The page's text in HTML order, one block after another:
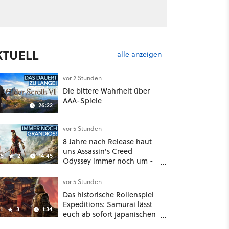
alle anzeigen
26:22
vor 2 Stunden
Die bittere Wahrheit über
AAA-Spiele
2 14:45
vor 5 Stunden
8 Jahre nach Release haut
uns Assassin's Creed
Odyssey immer noch um -
3 1:34
vor 5 Stunden
Das historische Rollenspiel
Expeditions: Samurai lässt
euch ab sofort japanischen